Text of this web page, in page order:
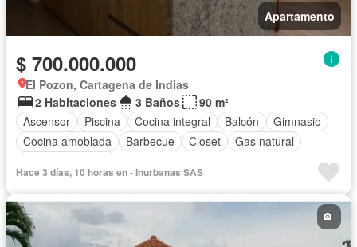
Apartamento
$ 700.000.000
El Pozon, Cartagena de Indias
2 Habitaciones
3 Baños
90 m²
Ascensor
Piscina Cocina integral Balcón
Gimnasio
Cocina amoblada
Barbecue Closet
Gas natural
Hace 3 días, 10 horas en - Inurbanas SAS